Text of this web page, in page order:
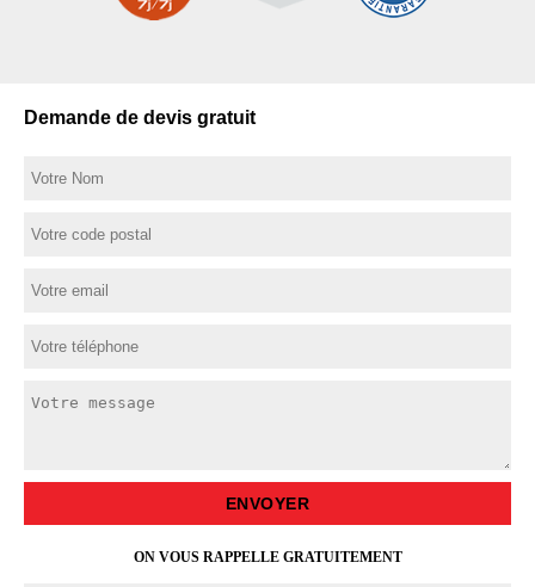
Demande de devis gratuit
ON VOUS RAPPELLE GRATUITEMENT